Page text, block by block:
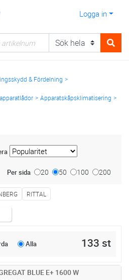
Logga in
& Fördelning
Apparatskåpsklimatisering
Per sida 20 50 100 200
RITTAL
Alla 133 st
Lägg i kundvagn
BLUE E+ 1600 W